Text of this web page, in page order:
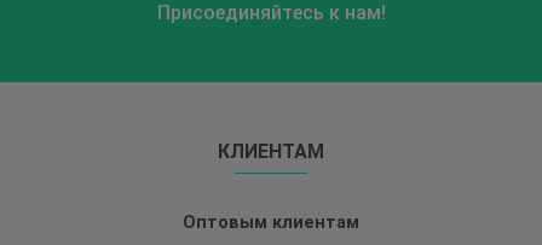
Присоединяйтесь к нам!
КЛИЕНТАМ
Оптовым клиентам